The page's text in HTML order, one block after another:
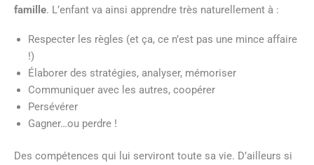
famille. L’enfant va ainsi apprendre très naturellement à :
Respecter les règles (et ça, ce n’est pas une mince affaire
!)
Élaborer des stratégies, analyser, mémoriser
Communiquer avec les autres, coopérer
Persévérer
Gagner…ou perdre !
Des compétences qui lui serviront toute sa vie. D’ailleurs si